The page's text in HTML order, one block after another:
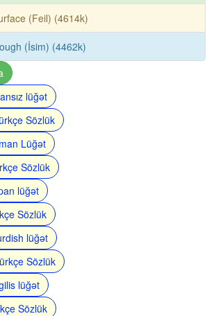
(Feil) (4614k)
(İsim) (4462k)
lüğət
Sözlük
Lüğət
Sözlük
lüğət
Sözlük
lüğət
Sözlük
lüğət
Sözlük